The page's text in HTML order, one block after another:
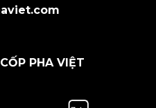
PHA VIỆT